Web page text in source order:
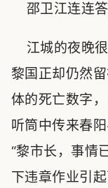
邵卫江连连答
江城的夜晚很
黎国正却仍然
体的死亡数字
听筒中传来春
“黎市长，事情
下违章作业引